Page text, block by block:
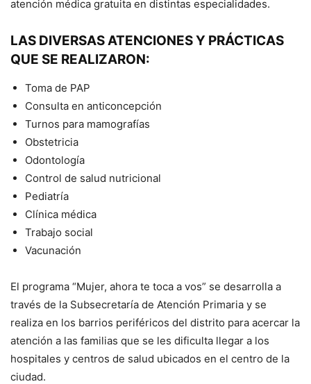
atención médica gratuita en distintas especialidades.
LAS DIVERSAS ATENCIONES Y PRÁCTICAS
QUE SE REALIZARON:
Toma de PAP
Consulta en anticoncepción
Turnos para mamografías
Obstetricia
Odontología
Control de salud nutricional
Pediatría
Clínica médica
Trabajo social
Vacunación
El programa “Mujer, ahora te toca a vos” se desarrolla a
través de la Subsecretaría de Atención Primaria y se
realiza en los barrios periféricos del distrito para acercar la
atención a las familias que se les dificulta llegar a los
hospitales y centros de salud ubicados en el centro de la
ciudad.